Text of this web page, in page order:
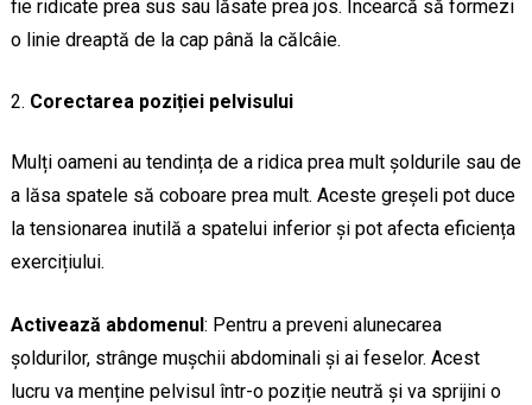
fie ridicate prea sus sau lăsate prea jos. Încearcă să formezi
o linie dreaptă de la cap până la călcâie.
Corectarea poziției pelvisului
Mulți oameni au tendința de a ridica prea mult șoldurile sau de
a lăsa spatele să coboare prea mult. Aceste greșeli pot duce
la tensionarea inutilă a spatelui inferior și pot afecta eficiența
exercițiului.
Activează abdomenul : Pentru a preveni alunecarea
șoldurilor, strânge mușchii abdominali și ai feselor. Acest
lucru va menține pelvisul într-o poziție neutră și va sprijini o